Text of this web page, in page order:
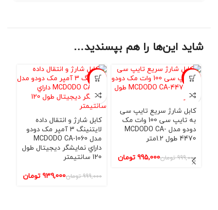
شاید این‌ها را هم بپسندید…
حراج
کابل شارژ سریع تایپ سی
به تایپ سی 100 وات مک
دودو مدل MCDODO CA-
4470 طول 1.2متر
999,000 تومان995,000 تومان
-6%
کابل شارژ و انتقال داده
لایتنینگ 3 آمپر مک دودو
مدل MCDODO CA-1060
داراي نمایشگر دیجیتال طول
120 سانتيمتر
999,000 تومان939,000 تومان